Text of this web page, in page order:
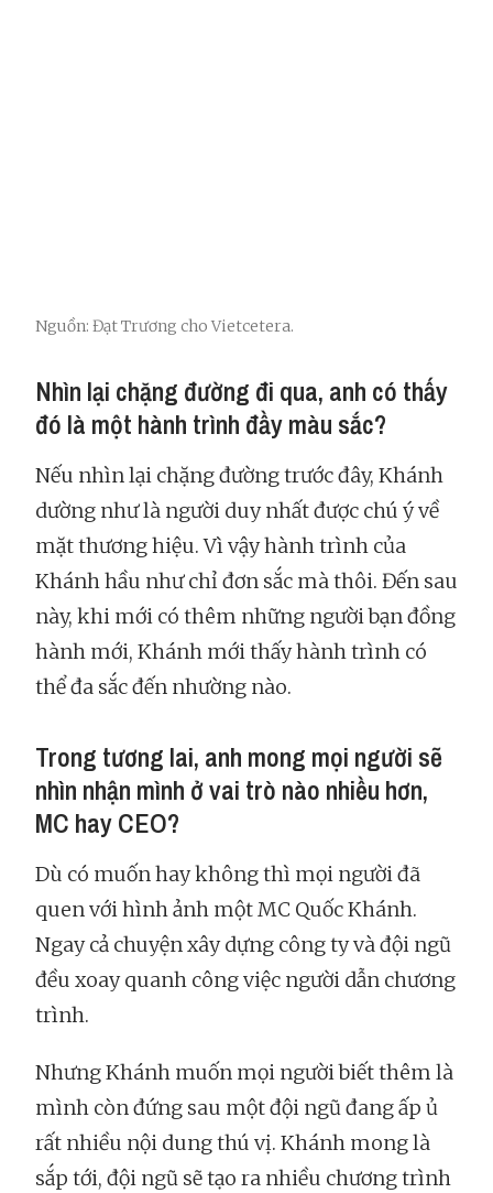
Nguồn: Đạt Trương cho Vietcetera.
Nhìn lại chặng đường đi qua, anh có thấy
đó là một hành trình đầy màu sắc?
Nếu nhìn lại chặng đường trước đây, Khánh
dường như là người duy nhất được chú ý về
mặt thương hiệu. Vì vậy hành trình của
Khánh hầu như chỉ đơn sắc mà thôi. Đến sau
này, khi mới có thêm những người bạn đồng
hành mới, Khánh mới thấy hành trình có
thể đa sắc đến nhường nào.
Trong tương lai, anh mong mọi người sẽ
nhìn nhận mình ở vai trò nào nhiều hơn,
MC hay CEO?
Dù có muốn hay không thì mọi người đã
quen với hình ảnh một MC Quốc Khánh.
Ngay cả chuyện xây dựng công ty và đội ngũ
đều xoay quanh công việc người dẫn chương
trình.
Nhưng Khánh muốn mọi người biết thêm là
mình còn đứng sau một đội ngũ đang ấp ủ
rất nhiều nội dung thú vị. Khánh mong là
sắp tới, đội ngũ sẽ tạo ra nhiều chương trình